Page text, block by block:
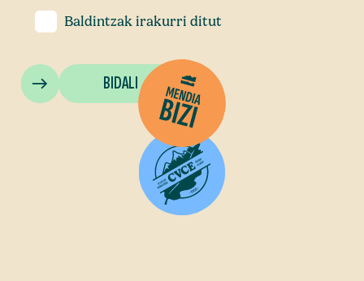
Baldintzak irakurri ditut
BIDALI